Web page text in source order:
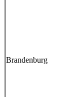
Brandenburg